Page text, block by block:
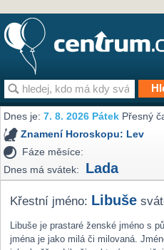
Dnes je:7. 8. 2026 Pátek Přesný
Znamení Horoskopu: Lev
Fáze měsíce:
Dnes má svátek:
Lada
Křestní jméno: Libuše
Libuše je prastaré ženské jméno s
jména je jako milá či milovaná.